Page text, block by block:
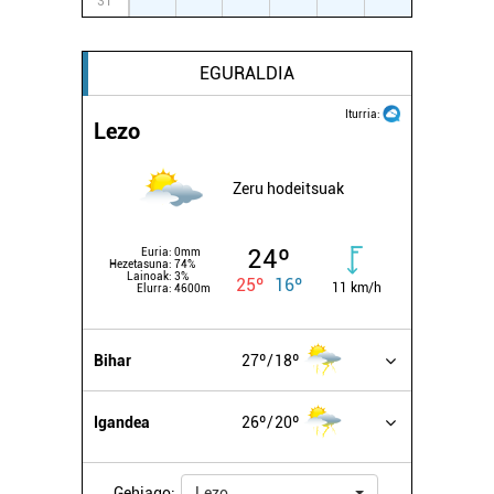
irakurri
EGURALDIA
Iturria:
Lezo
Zeru hodeitsuak
Euria: 0mm
Hezetasuna: 74%
Lainoak: 3%
Elurra: 4600m
24º
25º 16º 11 km/h
Bihar 27º 18º
Igandea 26º 20º